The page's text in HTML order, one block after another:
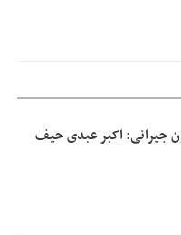
جیرانی: اکبر عبدی حیف